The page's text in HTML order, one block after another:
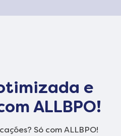
e
ALLBPO!
Só com ALLBPO!